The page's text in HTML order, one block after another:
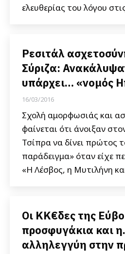
ελευθερίας του λόγου
Ρεσιτάλ
Σύριζα:
υπάρχει… «νομός
16/03/2016
Σχολή αμορφωσιάς και
φαίνεται ότι άνοιξαν
Τσίπρα να δίνει πρώτος
παράδειγμα» όταν είχε
«Η Λέσβος, η Μυτιλήνη
Οι KK€δες της
προσφυγάκια και
αλληλεγγύη στην